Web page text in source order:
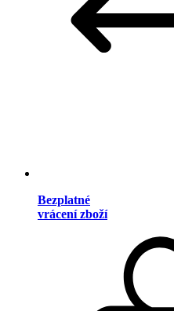
Bezplatné
vrácení zboží